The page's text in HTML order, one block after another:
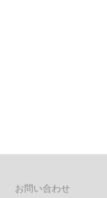
お問い合わせ